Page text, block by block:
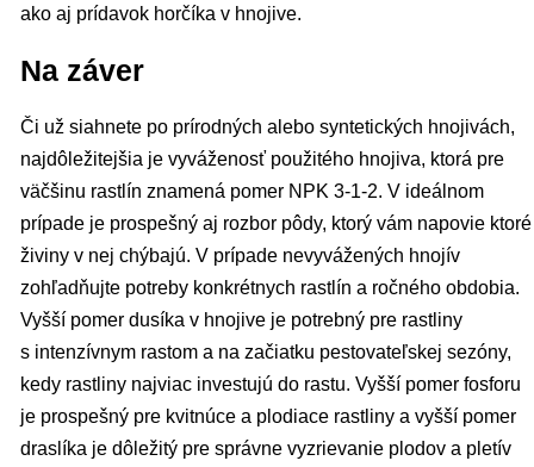
ako aj prídavok horčíka v hnojive.
Na záver
Či už siahnete po prírodných alebo syntetických hnojivách,
najdôležitejšia je vyváženosť použitého hnojiva, ktorá pre
väčšinu rastlín znamená pomer NPK 3-1-2. V ideálnom
prípade je prospešný aj rozbor pôdy, ktorý vám napovie ktoré
živiny v nej chýbajú. V prípade nevyvážených hnojív
zohľadňujte potreby konkrétnych rastlín a ročného obdobia.
Vyšší pomer dusíka v hnojive je potrebný pre rastliny
s intenzívnym rastom a na začiatku pestovateľskej sezóny,
kedy rastliny najviac investujú do rastu. Vyšší pomer fosforu
je prospešný pre kvitnúce a plodiace rastliny a vyšší pomer
draslíka je dôležitý pre správne vyzrievanie plodov a pletív